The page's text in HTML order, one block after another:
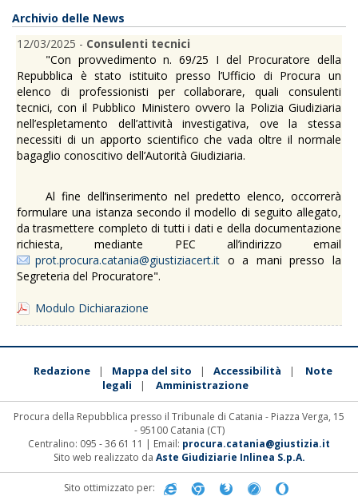
Archivio delle News
12/03/2025 - Consulenti tecnici
"Con provvedimento n. 69/25 I del Procuratore della
Repubblica è stato istituito presso l’Ufficio di Procura un
elenco di professionisti per collaborare, quali consulenti
tecnici, con il Pubblico Ministero ovvero la Polizia Giudiziaria
nell’espletamento dell’attività investigativa, ove la stessa
necessiti di un apporto scientifico che vada oltre il normale
bagaglio conoscitivo dell’Autorità Giudiziaria.
Al fine dell’inserimento nel predetto elenco, occorrerà
formulare una istanza secondo il modello di seguito allegato,
da trasmettere completo di tutti i dati e della documentazione
richiesta, mediante PEC all’indirizzo email
prot.procura.catania@giustiziacert.it o a mani presso la
Segreteria del Procuratore".
Modulo Dichiarazione
Redazione | Mappa del sito | Accessibilità |
Note
legali
| Amministrazione
Procura della Repubblica presso il Tribunale di Catania - Piazza Verga, 15
- 95100 Catania (CT)
Centralino: 095 - 36 61 11 | Email: procura.catania@giustizia.it
Sito web realizzato da Aste Giudiziarie Inlinea S.p.A.
Sito ottimizzato per: